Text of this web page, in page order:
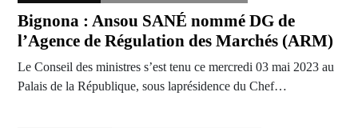
Bignona : Ansou SANÉ nommé DG de
l’Agence de Régulation des Marchés (ARM)
Le Conseil des ministres s’est tenu ce mercredi 03 mai 2023 au
Palais de la République, sous laprésidence du Chef…